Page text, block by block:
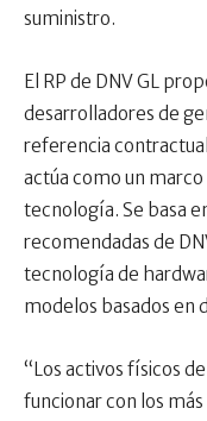
suministro.
El RP de DNV GL
desarrolladores de
referencia
actúa como un
tecnología. Se basa
recomendadas de
tecnología de
modelos basados ​​en
“Los activos físicos
funcionar con los